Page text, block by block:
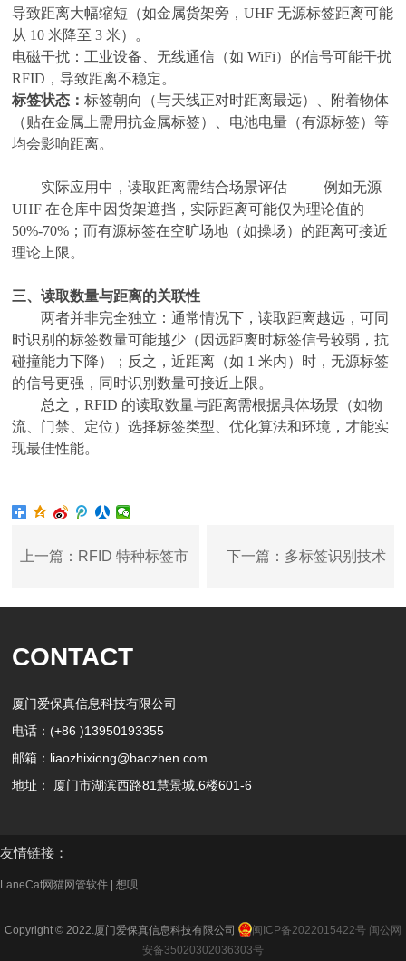
导致距离大幅缩短（如金属货架旁，UHF 无源标签距离可能
从 10 米降至 3 米）。
电磁干扰：工业设备、无线通信（如 WiFi）的信号可能干扰
RFID，导致距离不稳定。
标签状态：标签朝向（与天线正对时距离最远）、附着物体
（贴在金属上需用抗金属标签）、电池电量（有源标签）等
均会影响距离。
实际应用中，读取距离需结合场景评估 —— 例如无源
UHF 在仓库中因货架遮挡，实际距离可能仅为理论值的
50%-70%；而有源标签在空旷场地（如操场）的距离可接近
理论上限。
三、读取数量与距离的关联性
两者并非完全独立：通常情况下，读取距离越远，可同
时识别的标签数量可能越少（因远距离时标签信号较弱，抗
碰撞能力下降）；反之，近距离（如 1 米内）时，无源标签
的信号更强，同时识别数量可接近上限。
总之，RFID 的读取数量与距离需根据具体场景（如物
流、门禁、定位）选择标签类型、优化算法和环境，才能实
现最佳性能。
上一篇：RFID 特种标签市 下一篇：多标签识别技术
CONTACT
厦门爱保真信息科技有限公司
电话：(+86 )13950193355
邮箱：liaozhixiong@baozhen.com
地址： 厦门市湖滨西路81慧景城,6楼601-6
友情链接：
LaneCat网猫网管软件 想呗
Copyright © 2022.厦门爱保真信息科技有限公司 闽ICP备2022015422号 闽公网
安备35020302036303号